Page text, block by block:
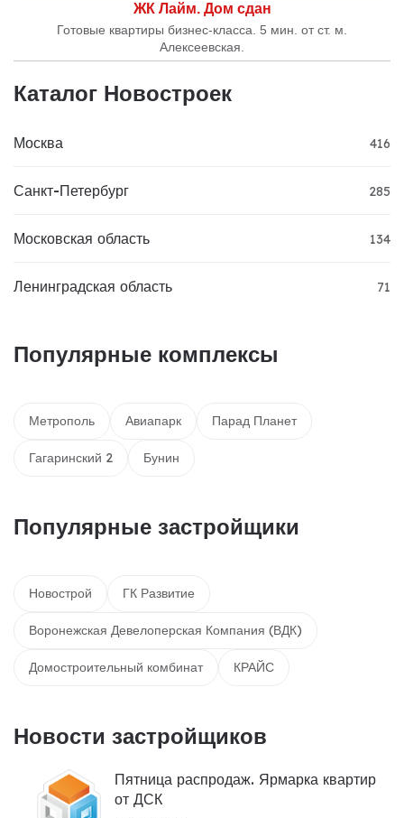
ЖК Лайм. Дом сдан
Готовые квартиры бизнес-класса. 5 мин. от ст. м.
Алексеевская.
Каталог Новостроек
Москва 416
Санкт-Петербург 285
Московская область 134
Ленинградская область 71
Популярные комплексы
Метрополь Авиапарк Парад Планет
Гагаринский 2 Бунин
Популярные застройщики
Новострой ГК Развитие
Воронежская Девелоперская Компания (ВДК)
Домостроительный комбинат КРАЙС
Новости застройщиков
Пятница распродаж. Ярмарка квартир
от ДСК